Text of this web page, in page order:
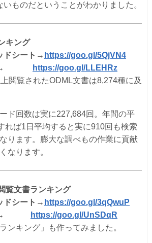
いものだということがわかりました。
ンキング
ドシート→ https://goo.gl/5QjVN4
https://goo.gl/LLEHRz
閲覧されたODML文書は8,274種に及
ド回数は実に227,684回。年間の平
れば1日平均すると実に910回も検索
ります。
膨大な調べもの作業に貢献
なります。
覧文書ランキング
ドシート→ https://goo.gl/3qQwuP
https://goo.gl/UnSDqR
ンキング」も作ってみました。